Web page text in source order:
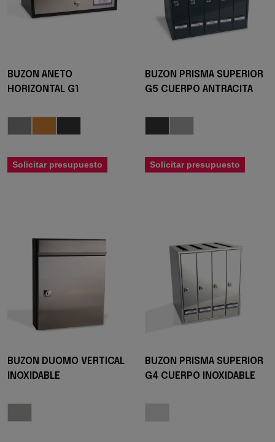
BUZON ANETO
HORIZONTAL G1
Solicitar presupuesto
BUZON PRISMA SUPERIOR
G5 CUERPO ANTRACITA
Solicitar presupuesto
BUZON DUOMO VERTICAL
INOXIDABLE
BUZON PRISMA SUPERIOR
G4 CUERPO INOXIDABLE